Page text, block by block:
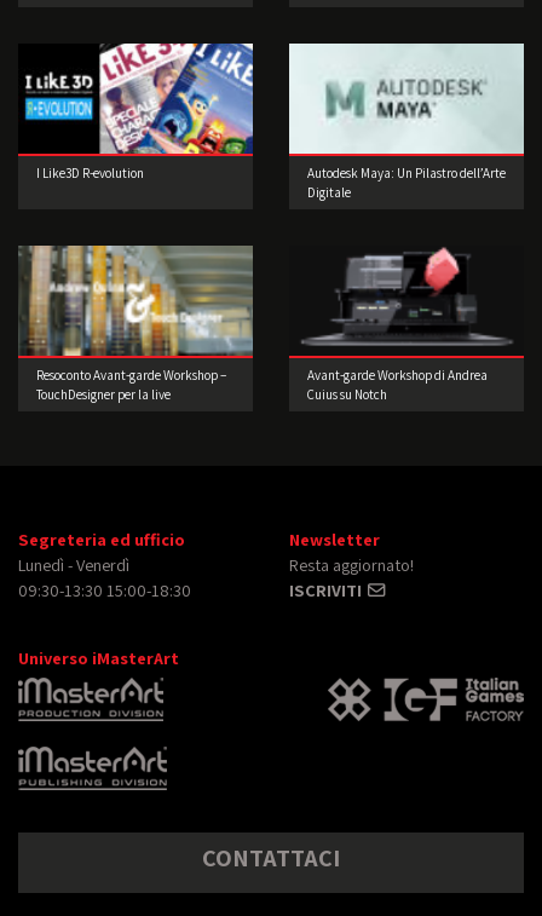
I Like3D R-evolution
Autodesk Maya: Un Pilastro dell’Arte
Digitale
Resoconto Avant-garde Workshop –
TouchDesigner per la live
Avant-garde Workshop di Andrea
Cuius su Notch
Segreteria ed ufficio
Lunedì - Venerdì
09:30-13:30 15:00-18:30
Newsletter
Resta aggiornato!
ISCRIVITI
Universo iMasterArt
CONTATTACI